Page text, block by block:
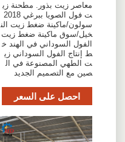
معاصر زيت بذور. مطحنة زي
ت فول الصويا ببرغي 2018
سولون/ماكينة ضغط زيت الن
خيل/سوق ماكينة ضغط زيت
الفول السوداني في الهند خ
ط إنتاج الفول السوداني زي
ت الطهي المصنوعة في ال
صين مع التصميم الجديد
احصل على السعر